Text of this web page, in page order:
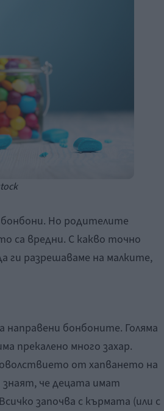
бонбони. Но родителите
са вредни. С какво точно
ги разрешаваме на малките,
направени бонбоните. Голяма
прекалено много захар.
от хапването на
знаят, че децата имат
започва с кърмата (или с